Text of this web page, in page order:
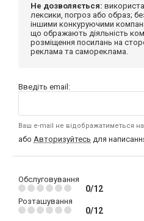
Не дозволяється:
лексики, погроз або образ;
іншими конкуруючими
що ображають діяльність
розміщення посилань на
реклама та самореклама.
Введіть email:
Ваш e-mail не відображатиметься на
або Авторизуйтесь для
Обслуговування
0/12
Розташування
0/12